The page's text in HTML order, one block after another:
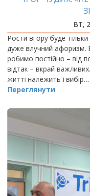
ВТ,
Рости вгору буде
дуже влучний афоризм.
робимо постійно – від
відтак – вкрай
житті належить і вибір…
Переглянути